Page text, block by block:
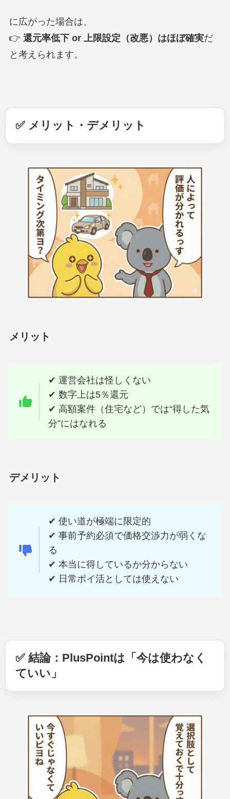
に広がった場合は、
👉 還元率低下 or 上限設定（改悪）はほぼ確実だ
と考えられます。
✅ メリット・デメリット
メリット
✔ 運営会社は怪しくない
✔ 数字上は5％還元
✔ 高額案件（住宅など）では“得した気
分”にはなれる
デメリット
✔ 使い道が極端に限定的
✔ 事前予約必須で価格交渉力が弱くな
る
✔ 本当に得しているか分からない
✔ 日常ポイ活としては使えない
✅ 結論：PlusPointは「今は使わなく
ていい」